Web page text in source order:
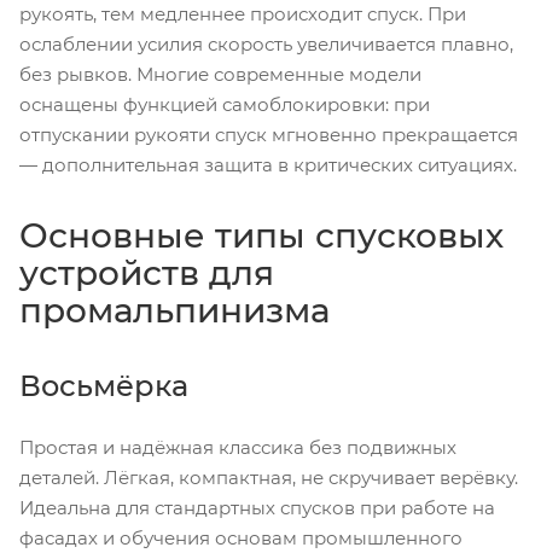
рукоять, тем медленнее происходит спуск. При
ослаблении усилия скорость увеличивается плавно,
без рывков. Многие современные модели
оснащены функцией самоблокировки: при
отпускании рукояти спуск мгновенно прекращается
— дополнительная защита в критических ситуациях.
Основные типы спусковых
устройств для
промальпинизма
Восьмёрка
Простая и надёжная классика без подвижных
деталей. Лёгкая, компактная, не скручивает верёвку.
Идеальна для стандартных спусков при работе на
фасадах и обучения основам промышленного